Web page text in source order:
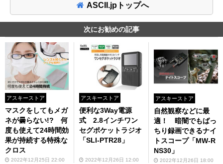
ASCII.jpトップへ
次にお勧めの記事
アスキーストア
マスクをしてもメガ
ネが曇らない!? 何
度も使えて24時間効
果が持続する特殊な
クロス
2022年12月25日 22:00
アスキーストア
便利な3Way電源
式 2.8インチワン
セグポケットラジオ
「SLI-PTR28」
2022年12月26日 12:00
アスキーストア
自然観察などに最
適！ 暗闇でもばっ
ちり録画できるナイ
トスコープ「MW-R
NS30」
2022年12月26日 18:00